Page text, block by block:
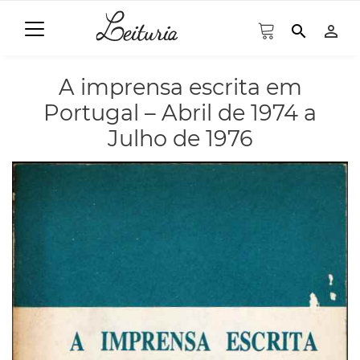
search person_outline
A imprensa escrita em
Portugal – Abril de 1974 a
Julho de 1976